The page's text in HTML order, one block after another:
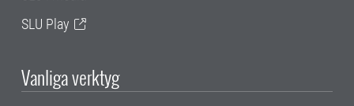
SLU Play
Vanliga verktyg